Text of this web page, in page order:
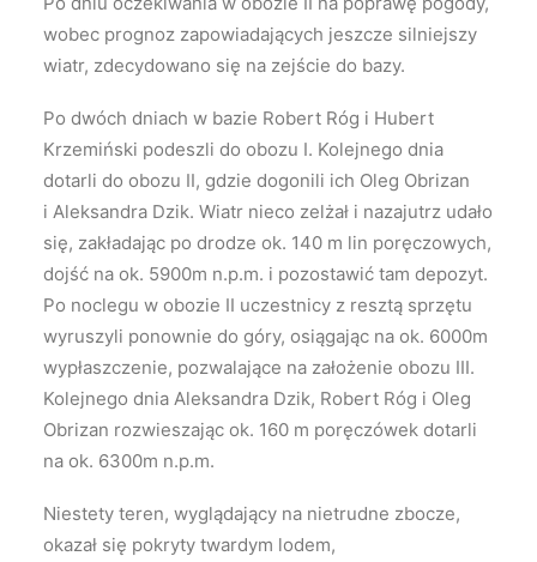
wobec prognoz zapowiadających jeszcze silniejszy
wiatr, zdecydowano się na zejście do bazy.
Po dwóch dniach w bazie Robert Róg i Hubert
Krzemiński podeszli do obozu I. Kolejnego dnia
dotarli do obozu II, gdzie dogonili ich Oleg Obrizan
i Aleksandra Dzik. Wiatr nieco zelżał i nazajutrz udało
się, zakładając po drodze ok. 140 m lin poręczowych,
dojść na ok. 5900m n.p.m. i pozostawić tam depozyt.
Po noclegu w obozie II uczestnicy z resztą sprzętu
wyruszyli ponownie do góry, osiągając na ok. 6000m
wypłaszczenie, pozwalające na założenie obozu III.
Kolejnego dnia Aleksandra Dzik, Robert Róg i Oleg
Obrizan rozwieszając ok. 160 m poręczówek dotarli
na ok. 6300m n.p.m.
Niestety teren, wyglądający na nietrudne zbocze,
okazał się pokryty twardym lodem,